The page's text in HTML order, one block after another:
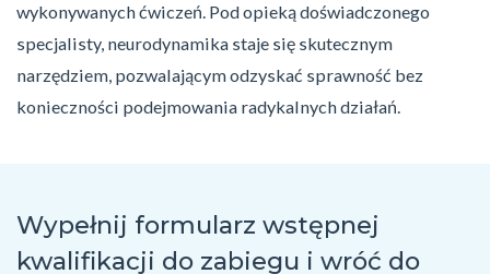
wykonywanych ćwiczeń. Pod opieką doświadczonego
specjalisty, neurodynamika staje się skutecznym
narzędziem, pozwalającym odzyskać sprawność bez
konieczności podejmowania radykalnych działań.
Wypełnij formularz wstępnej
kwalifikacji do zabiegu i wróć do